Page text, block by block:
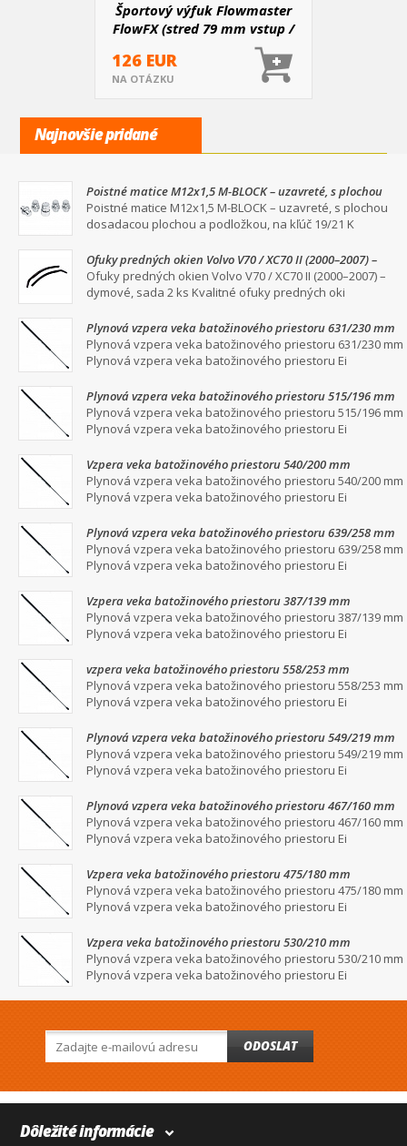
Športový výfuk Flowmaster
FlowFX (stred 79 mm vstup /
dual 67 mm výstup)
126 EUR
NA OTÁZKU
Najnovšie pridané
Poistné matice M12x1,5 M-BLOCK – uzavreté, s plochou
dosadacou plochou a podložkou, na kľúč 19/21
Poistné matice M12x1,5 M-BLOCK – uzavreté, s plochou
dosadacou plochou a podložkou, na kľúč 19/21 K
Ofuky predných okien Volvo V70 / XC70 II (2000–2007) –
dymové, sada 2 ks
Ofuky predných okien Volvo V70 / XC70 II (2000–2007) –
dymové, sada 2 ks Kvalitné ofuky predných oki
Plynová vzpera veka batožinového priestoru 631/230 mm
Plynová vzpera veka batožinového priestoru 631/230 mm
Plynová vzpera veka batožinového priestoru Ei
Plynová vzpera veka batožinového priestoru 515/196 mm
Plynová vzpera veka batožinového priestoru 515/196 mm
Plynová vzpera veka batožinového priestoru Ei
Vzpera veka batožinového priestoru 540/200 mm
Plynová vzpera veka batožinového priestoru 540/200 mm
Plynová vzpera veka batožinového priestoru Ei
Plynová vzpera veka batožinového priestoru 639/258 mm
Plynová vzpera veka batožinového priestoru 639/258 mm
Plynová vzpera veka batožinového priestoru Ei
Vzpera veka batožinového priestoru 387/139 mm
Plynová vzpera veka batožinového priestoru 387/139 mm
Plynová vzpera veka batožinového priestoru Ei
vzpera veka batožinového priestoru 558/253 mm
Plynová vzpera veka batožinového priestoru 558/253 mm
Plynová vzpera veka batožinového priestoru Ei
Plynová vzpera veka batožinového priestoru 549/219 mm
Plynová vzpera veka batožinového priestoru 549/219 mm
Plynová vzpera veka batožinového priestoru Ei
Plynová vzpera veka batožinového priestoru 467/160 mm
Plynová vzpera veka batožinového priestoru 467/160 mm
Plynová vzpera veka batožinového priestoru Ei
Vzpera veka batožinového priestoru 475/180 mm
Plynová vzpera veka batožinového priestoru 475/180 mm
Plynová vzpera veka batožinového priestoru Ei
Vzpera veka batožinového priestoru 530/210 mm
Plynová vzpera veka batožinového priestoru 530/210 mm
Plynová vzpera veka batožinového priestoru Ei
ODOSLAT
Dôležité informácie